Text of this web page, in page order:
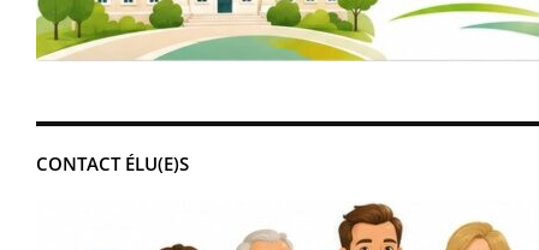
CONTACT ÉLU(E)S